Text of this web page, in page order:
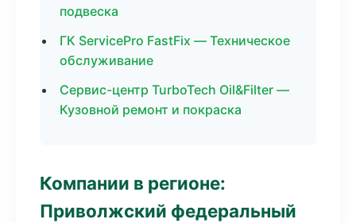
подвеска
ГК ServicePro FastFix — Техническое
обслуживание
Сервис-центр TurboTech Oil&Filter —
Кузовной ремонт и покраска
Компании в регионе:
Приволжский федеральный